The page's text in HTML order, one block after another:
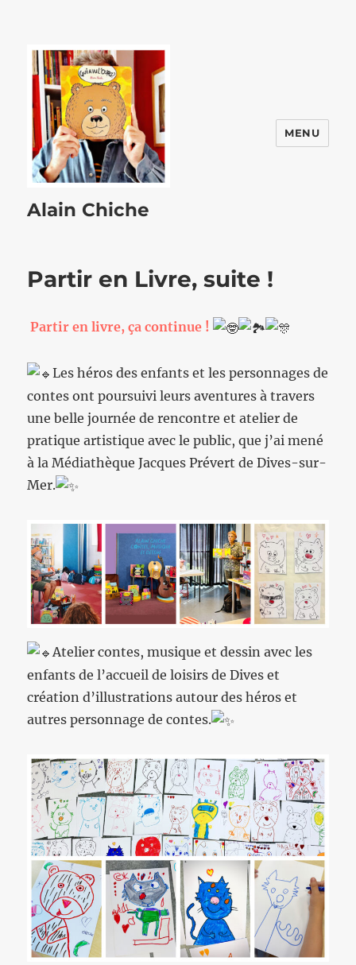
Alain Chiche
MENU
Partir en Livre, suite !
Partir en livre, ça continue !
Les héros des enfants et les personnages de
contes ont poursuivi leurs aventures à travers
une belle journée de rencontre et atelier de
pratique artistique avec le public, que j’ai mené
à la Médiathèque Jacques Prévert de Dives-sur-
Mer.
Atelier contes, musique et dessin avec les
enfants de l’accueil de loisirs de Dives et
création d’illustrations autour des héros et
autres personnage de contes.